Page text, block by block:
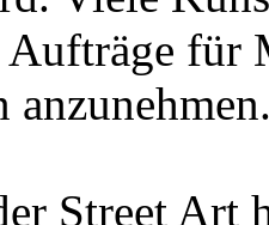
für
Street Art